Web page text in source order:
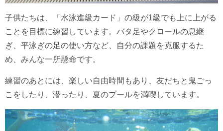
子供たちは、「水泳進級カード」の級が1級でも上に上がる
ことを目標に練習しています。バタ足やクロールの息継
ぎ、平泳ぎの足の使い方など、自分の課題を克服するた
め、みんな一所懸命です。
練習のあとには、楽しい自由時間もあり、友だちと鬼ごっ
こをしたり、潜ったり、夏のプールを満喫しています。